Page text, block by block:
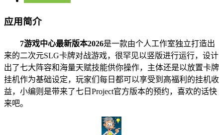
应用简介
7游戏中心最新版本2026是一款由个人工作室独立打造出
来的二次元SLG卡牌对战游戏，很罕见以竖版进行运行，设计
出了七大阵容和海量天赋技能供你操作，主体还是以放置卡牌
挂机作为基础设定，玩家们每日都可以享受到高福利的挂机收
益，小编则是带来了七日Project官方版本的预约，喜欢的话快
来吧。